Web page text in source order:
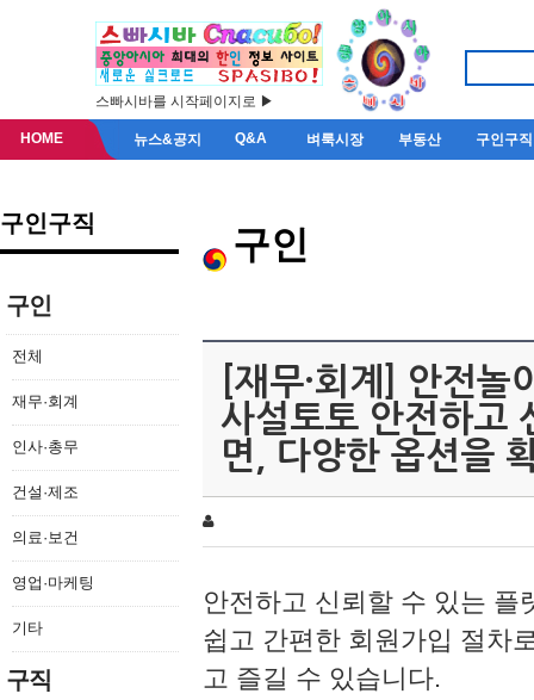
스빠시바를 시작페이지로 ▶
HOME 뉴스&공지 Q&A 벼룩시장 부동산 구인구직
구인구직
구인
전체
재무·회계
인사·총무
건설·제조
의료·보건
영업·마케팅
기타
구직
구인
[재무·회계] 안전
사설토토 안전하고
면, 다양한 옵션을
안전하고 신뢰할 수 있는 플
쉽고 간편한 회원가입 절차
고 즐길 수 있습니다.